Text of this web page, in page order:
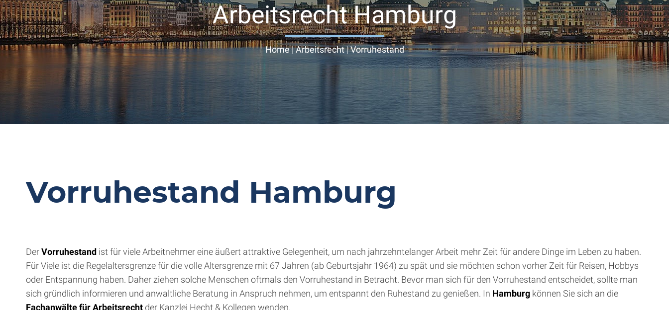
Arbeitsrecht Hamburg
Home|Arbeitsrecht|Vorruhestand
Vorruhestand Hamburg
DerVorruhestand ist für viele Arbeitnehmer eine äußert attraktive Gelegenheit, um nach jahrzehntelanger Arbeit mehr Zeit für andere Dinge im Leben zu haben.
Für Viele ist die Regelaltersgrenze für die volle Altersgrenze mit 67 Jahren (ab Geburtsjahr 1964) zu spät und sie möchten schon vorher Zeit für Reisen, Hobbys
oder Entspannung haben. Daher ziehen solche Menschen oftmals den Vorruhestand in Betracht. Bevor man sich für den Vorruhestand entscheidet, sollte man
sich gründlich informieren und anwaltliche Beratung in Anspruch nehmen, um entspannt den Ruhestand zu genießen. In Hamburg können Sie sich an die
Fachanwälte für Arbeitsrecht der Kanzlei Hecht & Kollegen wenden.